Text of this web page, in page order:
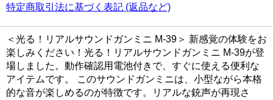
特定商取引法に基づく表記 (返品など)
＜光る！リアルサウンドガンミニ M-39＞ 新感覚の体験をお
楽しみください！光る！リアルサウンドガンミニ M-39が登
場しました。動作確認用電池付きで、すぐに使える便利な
アイテムです。 このサウンドガンミニは、小型ながら本格
的な音が楽しめるのが特徴です。リアルな銃声が再現さ